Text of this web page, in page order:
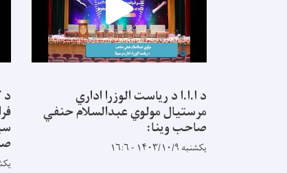
د ا.ا.ا د ریاست الوزرا اداري
مرستیال مولوي عبدالسلام حنفي
صاحب وینا:
یکشنبه ۱۴۰۳/۱۰/۹ - ۱۶:۶
د
یکشنبه